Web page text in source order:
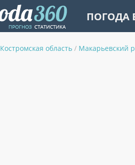
ПОГОДА
Костромская область / Макарьевский